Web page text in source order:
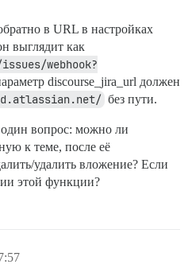
в URL в настройках
выглядит как
webhook?
discourse_jira_url должен
без пути.
вопрос: можно ли
к теме, после её
удалить вложение? Если
этой функции?